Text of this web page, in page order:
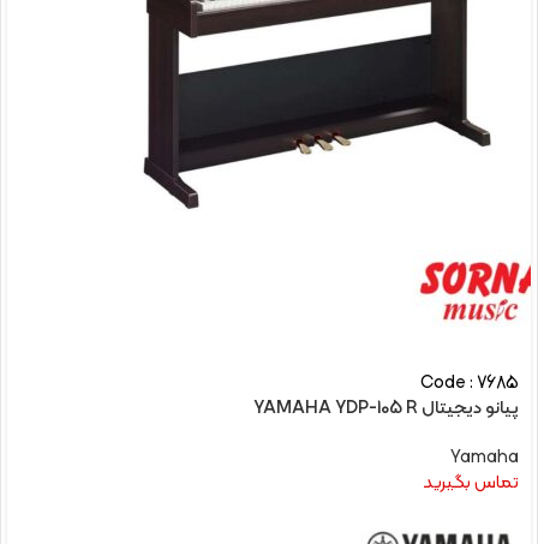
Code : 7685
پیانو دیجیتال YAMAHA YDP-105 R
Yamaha
تماس بگیرید